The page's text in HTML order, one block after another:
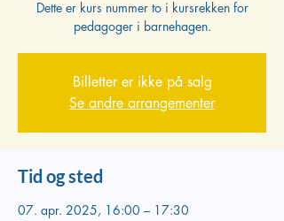
Dette er kurs nummer to i kursrekken for
pedagoger i barnehagen.
Billetter er ikke på salg
Se andre arrangementer
Tid og sted
07. apr. 2025, 16:00 – 17:30